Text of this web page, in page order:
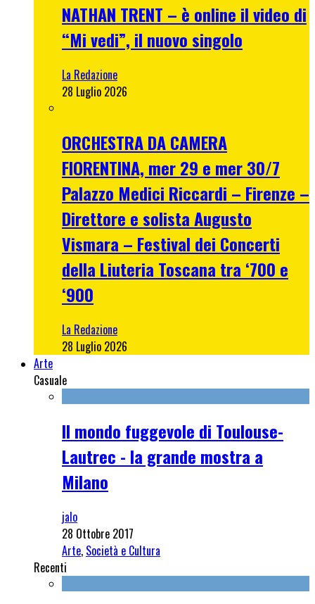
NATHAN TRENT – è online il video di
“Mi vedi”, il nuovo singolo
La Redazione
28 Luglio 2026
ORCHESTRA DA CAMERA
FIORENTINA, mer 29 e mer 30/7
Palazzo Medici Riccardi – Firenze –
Direttore e solista Augusto
Vismara – Festival dei Concerti
della Liuteria Toscana tra ‘700 e
‘900
La Redazione
28 Luglio 2026
Arte
Casuale
Il mondo fuggevole di Toulouse-
Lautrec - la grande mostra a
Milano
jalo
28 Ottobre 2017
Arte, Società e Cultura
Recenti